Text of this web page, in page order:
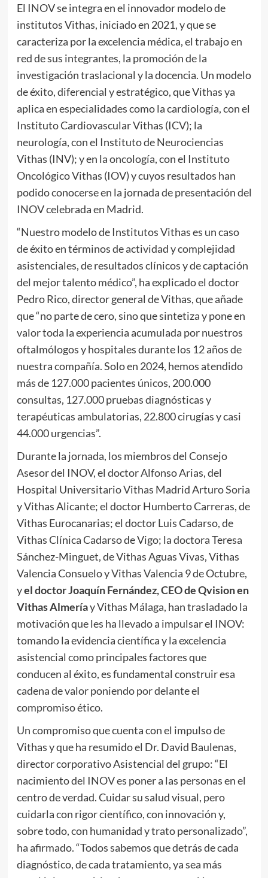
El INOV se integra en el innovador modelo de
institutos Vithas, iniciado en 2021, y que se
caracteriza por la excelencia médica, el trabajo en
red de sus integrantes, la promoción de la
investigación traslacional y la docencia. Un modelo
de éxito, diferencial y estratégico, que Vithas ya
aplica en especialidades como la cardiología, con el
Instituto Cardiovascular Vithas (ICV); la
neurología, con el Instituto de Neurociencias
Vithas (INV); y en la oncología, con el Instituto
Oncológico Vithas (IOV) y cuyos resultados han
podido conocerse en la jornada de presentación del
INOV celebrada en Madrid.
“Nuestro modelo de Institutos Vithas es un caso
de éxito en términos de actividad y complejidad
asistenciales, de resultados clínicos y de captación
del mejor talento médico”, ha explicado el doctor
Pedro Rico, director general de Vithas, que añade
que “no parte de cero, sino que sintetiza y pone en
valor toda la experiencia acumulada por nuestros
oftalmólogos y hospitales durante los 12 años de
nuestra compañía. Solo en 2024, hemos atendido
más de 127.000 pacientes únicos, 200.000
consultas, 127.000 pruebas diagnósticas y
terapéuticas ambulatorias, 22.800 cirugías y casi
44.000 urgencias”.
Durante la jornada, los miembros del Consejo
Asesor del INOV, el doctor Alfonso Arias, del
Hospital Universitario Vithas Madrid Arturo Soria
y Vithas Alicante; el doctor Humberto Carreras, de
Vithas Eurocanarias; el doctor Luis Cadarso, de
Vithas Clínica Cadarso de Vigo; la doctora Teresa
Sánchez-Minguet, de Vithas Aguas Vivas, Vithas
Valencia Consuelo y Vithas Valencia 9 de Octubre,
yel doctor Joaquín Fernández, CEO de Qvision en
Vithas Almeríay Vithas Málaga, han trasladado la
motivación que les ha llevado a impulsar el INOV:
tomando la evidencia científica y la excelencia
asistencial como principales factores que
conducen al éxito, es fundamental construir esa
cadena de valor poniendo por delante el
compromiso ético.
Un compromiso que cuenta con el impulso de
Vithas y que ha resumido el Dr. David Baulenas,
director corporativo Asistencial del grupo: “El
nacimiento del INOV es poner a las personas en el
centro de verdad. Cuidar su salud visual, pero
cuidarla con rigor científico, con innovación y,
sobre todo, con humanidad y trato personalizado”,
ha afirmado. “Todos sabemos que detrás de cada
diagnóstico, de cada tratamiento, ya sea más